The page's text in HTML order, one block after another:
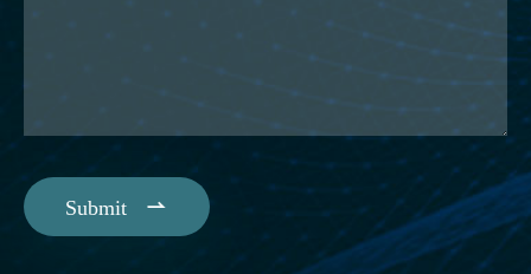
Submit 